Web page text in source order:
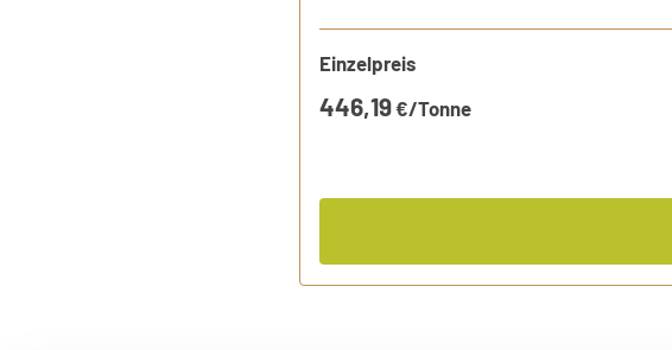
Einzelpreis
446,19€/Tonne